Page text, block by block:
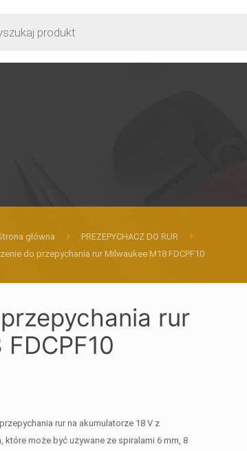
główna
PREZEPYCHACZ DO RUR
do przepychania rur Milwaukee M18 FDCPF10
rur
rur na akumulatorze 18 V z
może być używane ze spiralami 6 mm, 8